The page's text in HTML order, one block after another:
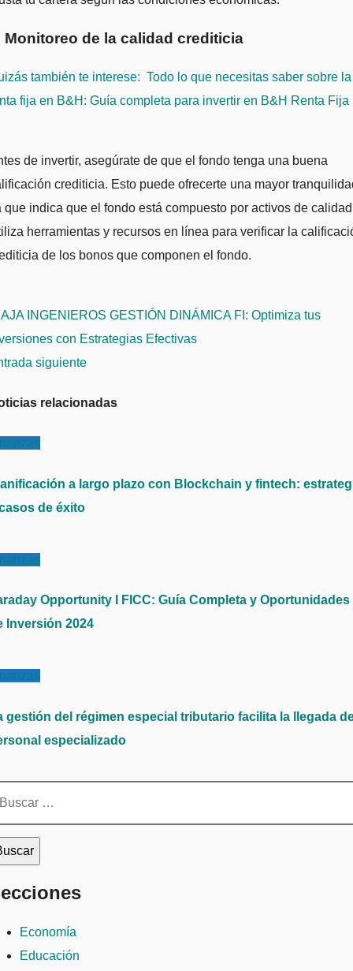
Monitoreo de la calidad crediticia
también te interese: Todo lo que necesitas saber sobre la
fija en B&H: Guía completa para invertir en B&H Renta Fija
de invertir, asegúrate de que el fondo tenga una buena
crediticia. Esto puede ofrecerte una mayor
que indica que el fondo está compuesto por activos de
herramientas y recursos en línea para verificar la
de los bonos que componen el fondo.
INGENIEROS GESTIÓN DINÁMICA FI: Optimiza tus
con Estrategias Efectivas
siguiente
relacionadas
a largo plazo con Blockchain y fintech:
de éxito
Opportunity I FICC: Guía Completa y Oportunidades
Inversión 2024
gestión del régimen especial tributario facilita la llegada
especializado
Economía
Educación